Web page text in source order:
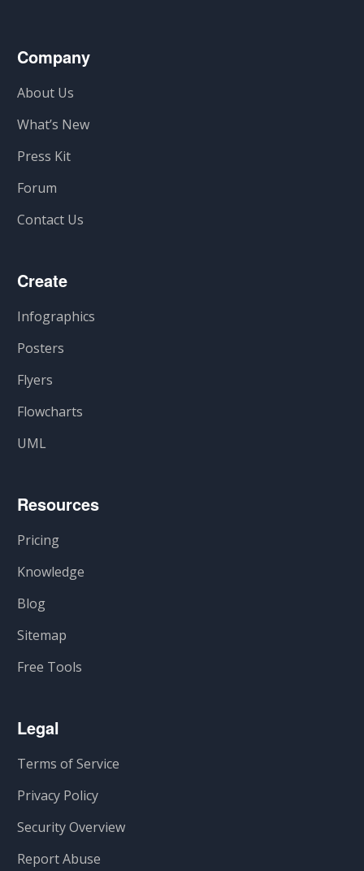
Company
About Us
What’s New
Press Kit
Forum
Contact Us
Create
Infographics
Posters
Flyers
Flowcharts
UML
Resources
Pricing
Knowledge
Blog
Sitemap
Free Tools
Legal
Terms of Service
Privacy Policy
Security Overview
Report Abuse